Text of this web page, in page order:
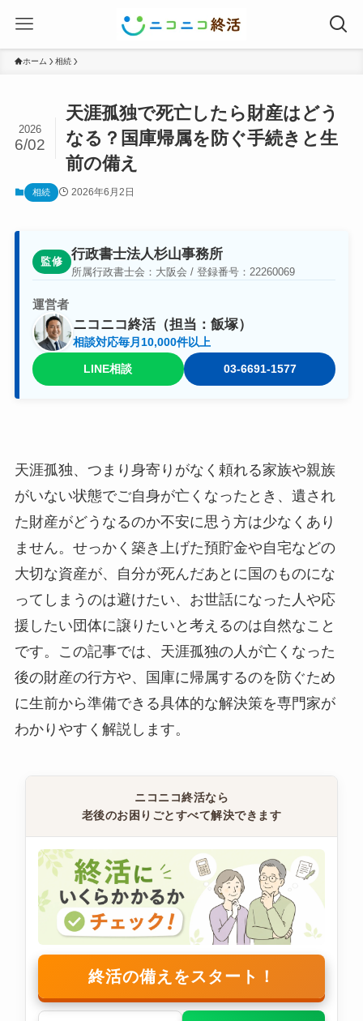
ホーム 相続
天涯孤独で死亡したら財産はどう
なる？国庫帰属を防ぐ手続きと生
前の備え
2026
6/02
相続 2026年6月2日
監修 行政書士法人杉山事務所
所属行政書士会：大阪会 / 登録番号：22260069
運営者
ニコニコ終活（担当：飯塚）
相談対応毎月10,000件以上
LINE相談 03-6691-1577
天涯孤独、つまり身寄りがなく頼れる家族や親族
がいない状態でご自身が亡くなったとき、遺され
た財産がどうなるのか不安に思う方は少なくあり
ません。せっかく築き上げた預貯金や自宅などの
大切な資産が、自分が死んだあとに国のものにな
ってしまうのは避けたい、お世話になった人や応
援したい団体に譲りたいと考えるのは自然なこと
です。この記事では、天涯孤独の人が亡くなった
後の財産の行方や、国庫に帰属するのを防ぐため
に生前から準備できる具体的な解決策を専門家が
わかりやすく解説します。
ニコニコ終活なら
老後のお困りごとすべて解決できます
終活の備えをスタート！